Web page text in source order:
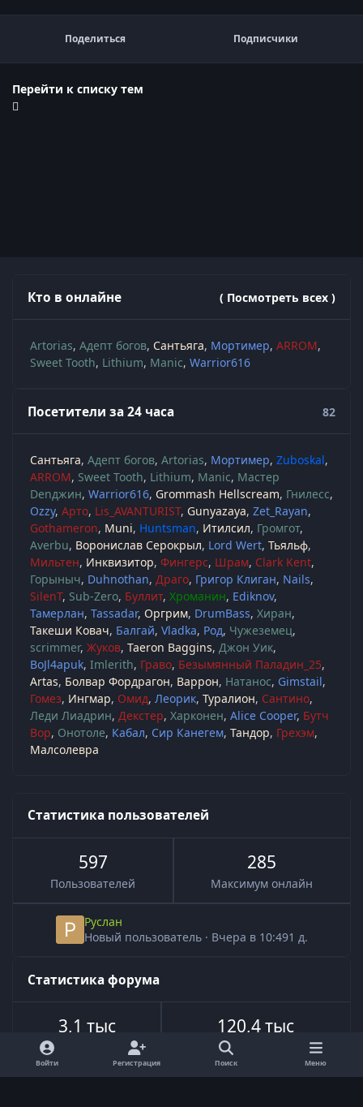
Поделиться Подписчики
Перейти к списку тем
Кто в онлайне ( Посмотреть всех )
Artorias Адепт богов Сантьяга Мортимер ARROM
Sweet Tooth Lithium Manic Warrior616
Посетители за 24 часа 82
Сантьяга Адепт богов Artorias Мортимер Zuboskal
ARROM Sweet Tooth Lithium Manic Мастер
Denджин Warrior616 Grommash Hellscream Гнилесс
Ozzy Арто Lis_AVANTURIST Gunyazaya Zet_Rayan
Gothameron Muni Huntsman Итилсил Громгот
Averbu Воронислав Серокрыл Lord Wert Тьяльф
Мильтен Инквизитор Фингерс Шрам Clark Kent
Горыныч Duhnothan Драго Григор Клиган Nails
SilenT Sub-Zero Буллит Хроманин Ediknov
Тамерлан Tassadar Оргрим DrumBass Хиран
Такеши Ковач Балгай Vladka Род Чужеземец
scrimmer Жуков Taeron Baggins Джон Уик
BoJl4apuk Imlerith Граво Безымянный Паладин_25
Artas Болвар Фордрагон Варрон Натанос Gimstail
Гомез Ингмар Омид Леорик Туралион Сантино
Леди Лиадрин Декстер Харконен Alice Cooper Бутч
Вор Онотоле Кабал Сир Канегем Тандор Грехэм
Малсолевра
Статистика пользователей
597
Пользователей
285
Максимум онлайн
Руслан
Новый пользователь · Вчера в 10:491 д.
Статистика форума
3,1 тыс
Всего сообщений
120,4 тыс
Войти Регистрация Поиск Меню